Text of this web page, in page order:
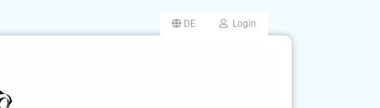
DE Login